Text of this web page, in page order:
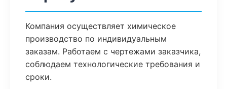
Компания осуществляет химическое
производство по индивидуальным
заказам. Работаем с чертежами заказчика,
соблюдаем технологические требования и
сроки.